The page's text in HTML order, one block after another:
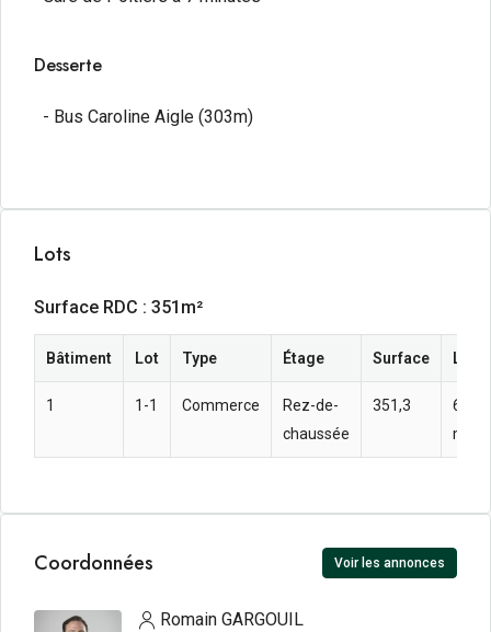
Desserte
- Bus Caroline Aigle (303m)
Lots
Surface RDC : 351m²
Bâtiment Lot Type Étage Surface
1 1-1 Commerce
Rez-de-
chaussée
351,3
65,47
m²
Coordonnées Voir les annonces
Romain GARGOUIL